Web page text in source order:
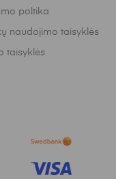
poltika
naudojimo taisyklės
taisyklės